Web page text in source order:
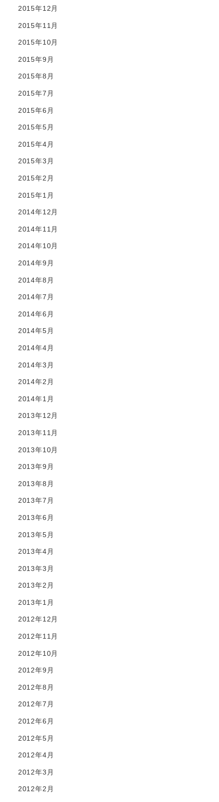
2015年12月
2015年11月
2015年10月
2015年9月
2015年8月
2015年7月
2015年6月
2015年5月
2015年4月
2015年3月
2015年2月
2015年1月
2014年12月
2014年11月
2014年10月
2014年9月
2014年8月
2014年7月
2014年6月
2014年5月
2014年4月
2014年3月
2014年2月
2014年1月
2013年12月
2013年11月
2013年10月
2013年9月
2013年8月
2013年7月
2013年6月
2013年5月
2013年4月
2013年3月
2013年2月
2013年1月
2012年12月
2012年11月
2012年10月
2012年9月
2012年8月
2012年7月
2012年6月
2012年5月
2012年4月
2012年3月
2012年2月